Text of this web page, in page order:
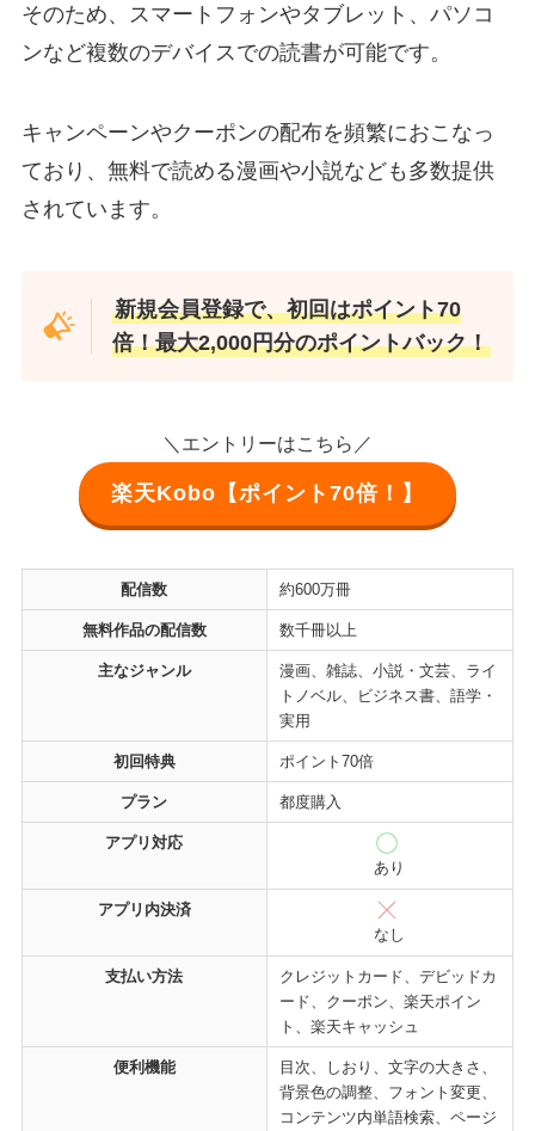
そのため、スマートフォンやタブレット、パソコ
ンなど複数のデバイスでの読書が可能です。
キャンペーンやクーポンの配布を頻繁におこなっ
ており、無料で読める漫画や小説なども多数提供
されています。
新規会員登録で、初回はポイント70
倍！最大2,000円分のポイントバック！
＼エントリーはこちら／
楽天Kobo【ポイント70倍！】
配信数 約600万冊
無料作品の配信数 数千冊以上
主なジャンル
漫画、雑誌、小説・文芸、ライ
トノベル、ビジネス書、語学・
実用
初回特典 ポイント70倍
プラン 都度購入
アプリ対応
あり
アプリ内決済
なし
支払い方法
クレジットカード、デビッドカ
ード、クーポン、楽天ポイン
ト、楽天キャッシュ
便利機能
目次、しおり、文字の大きさ、
背景色の調整、フォント変更、
コンテンツ内単語検索、ページ